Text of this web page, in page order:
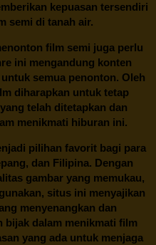
kepuasan tersendiri
semi di tanah air.
film semi juga perlu
ini mengandung konten
semua penonton. Oleh
diharapkan untuk tetap
telah ditetapkan dan
menikmati hiburan ini.
pilihan favorit bagi para
dan Filipina. Dengan
gambar yang memukau,
situs ini menyajikan
menyenangkan dan
bijak dalam menikmati film
yang ada untuk menjaga